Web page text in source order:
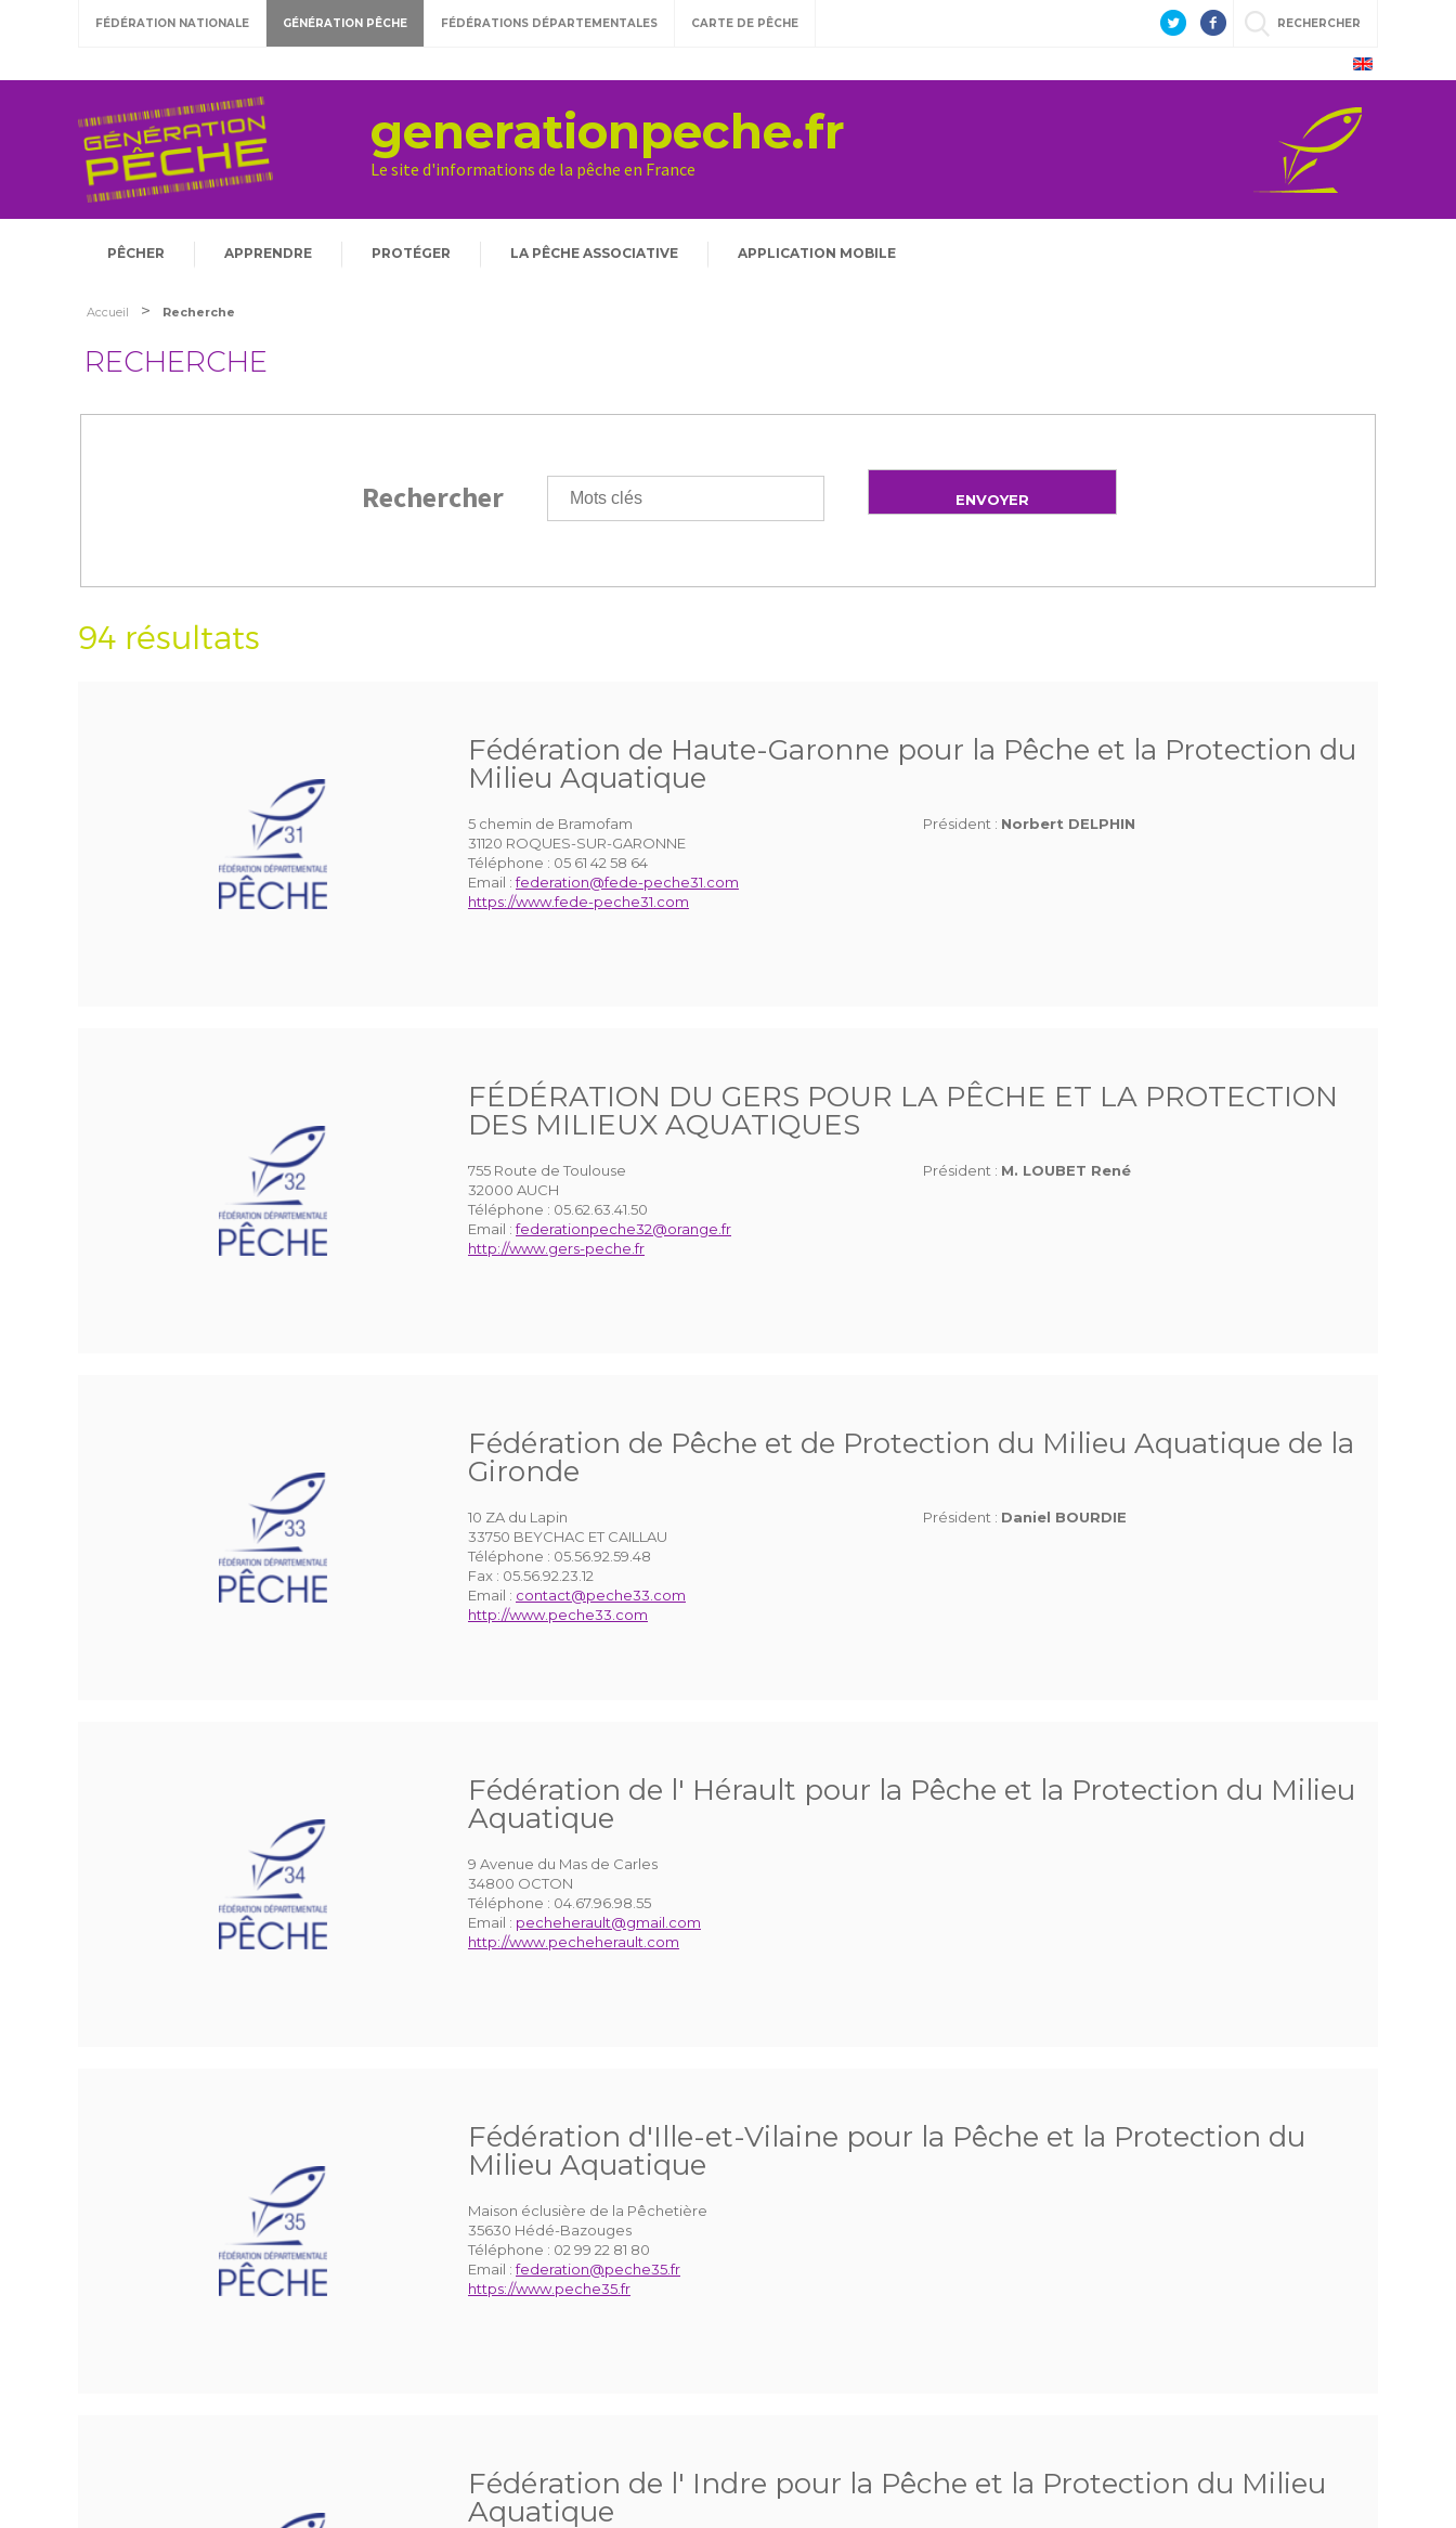
FÉDÉRATION NATIONALE GÉNÉRATION PÊCHE FÉDÉRATIONS DÉPARTEMENTALES CARTE DE PÊCHE RECHERCHER
generationpeche.fr
Le site d'informations de la pêche en France
PÊCHER APPRENDRE PROTÉGER LA PÊCHE ASSOCIATIVE APPLICATION MOBILE
Accueil > Recherche
RECHERCHE
Rechercher
94 résultats
Fédération de Haute-Garonne pour la Pêche et la Protection du
Milieu Aquatique
5 chemin de Bramofam
31120 ROQUES-SUR-GARONNE
Téléphone : 05 61 42 58 64
Email :federation@fede-peche31.com
https://www.fede-peche31.com
Président : Norbert DELPHIN
FÉDÉRATION DU GERS POUR LA PÊCHE ET LA PROTECTION
DES MILIEUX AQUATIQUES
755 Route de Toulouse
32000 AUCH
Téléphone : 05.62.63.41.50
Email :federationpeche32@orange.fr
http://www.gers-peche.fr
Président : M. LOUBET René
Fédération de Pêche et de Protection du Milieu Aquatique de la
Gironde
10 ZA du Lapin
33750 BEYCHAC ET CAILLAU
Téléphone : 05.56.92.59.48
Fax : 05.56.92.23.12
Email : contact@peche33.com
http://www.peche33.com
Président : Daniel BOURDIE
Fédération de l' Hérault pour la Pêche et la Protection du Milieu
Aquatique
9 Avenue du Mas de Carles
34800 OCTON
Téléphone : 04.67.96.98.55
Email : pecheherault@gmail.com
http://www.pecheherault.com
Fédération d'Ille-et-Vilaine pour la Pêche et la Protection du
Milieu Aquatique
Maison éclusière de la Pêchetière
35630 Hédé-Bazouges
Téléphone : 02 99 22 81 80
Email :federation@peche35.fr
https://www.peche35.fr
Fédération de l' Indre pour la Pêche et la Protection du Milieu
Aquatique